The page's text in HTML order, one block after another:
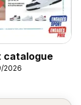
catalogue
2026